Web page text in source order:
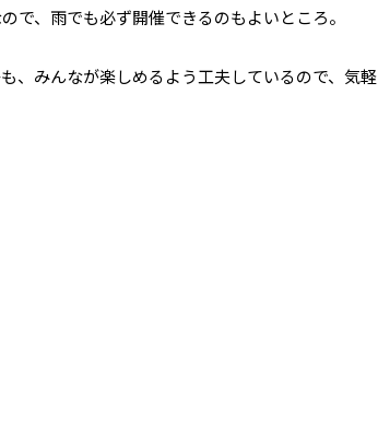
、雨でも必ず開催できるのもよいところ。
、みんなが楽しめるよう工夫しているので、気軽